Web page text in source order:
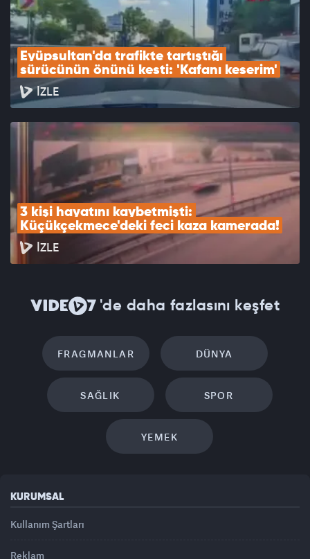
Eyüpsultan'da trafikte tartıştığı
sürücünün önünü kesti: 'Kafanı keserim'
İZLE
3 kişi hayatını kaybetmişti:
Küçükçekmece'deki feci kaza kamerada!
İZLE
'de daha fazlasını keşfet
FRAGMANLAR DÜNYA
SAĞLIK SPOR
YEMEK
KURUMSAL
Kullanım Şartları
Reklam